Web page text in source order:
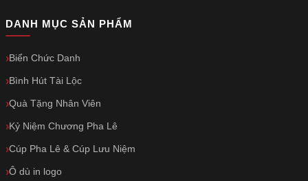
DANH MỤC SẢN PHẨM
Biển Chức Danh
Bình Hút Tài Lộc
Quà Tặng Nhân Viên
Kỷ Niệm Chương Pha Lê
Cúp Pha Lê & Cúp Lưu Niệm
Ô dù in logo